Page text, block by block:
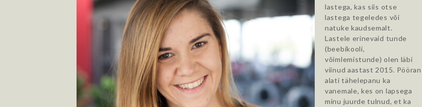
lastega, kas siis otse
lastega tegeledes või
natuke kaudsemalt.
Lastele erinevaid tunde
(beebikooli,
võimlemistunde) olen läbi
viinud aastast 2015. Pööran
alati tähelepanu ka
vanemale, kes on lapsega
minu juurde tulnud, et ka